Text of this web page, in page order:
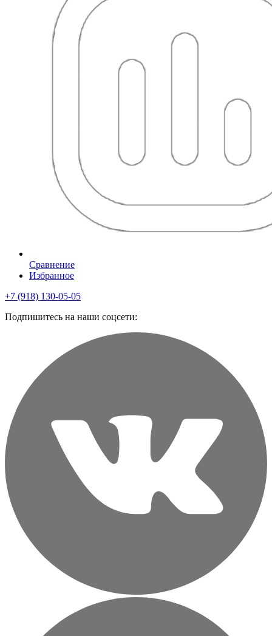
Сравнение
Избранное
+7 (918) 130-05-05
Подпишитесь на наши соцсети: